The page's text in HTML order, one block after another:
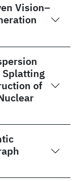
Vision–
Splatting
of